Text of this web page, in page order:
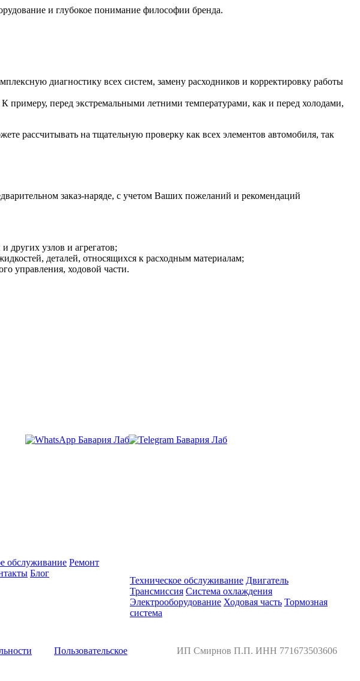
и глубокое понимание философии бренда.
диагностику всех систем, замену расходников и корректировку работы
примеру, перед экстремальными летними температурами, как и перед холодами,
рассчитывать на тщательную проверку как всех элементов автомобиля, так
заказ-наряде, с учетом Ваших пожеланий и рекомендаций
других узлов и агрегатов;
деталей, относящихся к расходным материалам;
управления, ходовой части.
обслуживание Ремонт
Блог
Техническое обслуживание Двигатель
Трансмиссия Система охлаждения
Электрооборудование Ходовая часть Тормозная
система
Пользовательское
ИП Смирнов П.П. ИНН 771673503606